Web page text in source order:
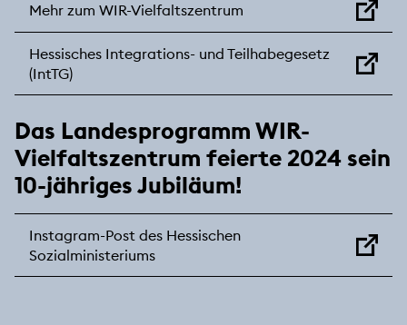
Mehr zum WIR-Vielfaltszentrum
Hessisches Integrations- und Teilhabegesetz
(IntTG)
Das Landesprogramm WIR-
Vielfaltszentrum feierte 2024 sein
10-jähriges Jubiläum!
Instagram-Post des Hessischen
Sozialministeriums